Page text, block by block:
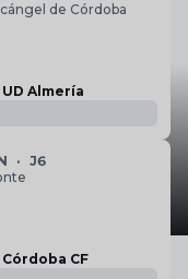
en
de Córdoba
UD Almería
· J6
Córdoba CF